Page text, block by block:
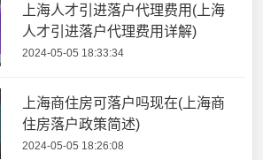
上海人才引进落户代理费用(上海
人才引进落户代理费用详解)
2024-05-05 18:33:34
上海商住房可落户吗现在(上海商
住房落户政策简述)
2024-05-05 18:26:08